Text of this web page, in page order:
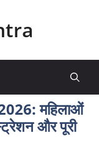
महिलाओं
और पूरी
×
और लाभकी
परपाएं।
हैं